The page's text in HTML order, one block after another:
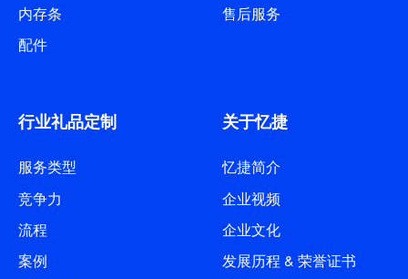
内存条
配件
售后服务
行业礼品定制
服务类型
竞争力
流程
案例
关于忆捷
忆捷简介
企业视频
企业文化
发展历程 & 荣誉证书